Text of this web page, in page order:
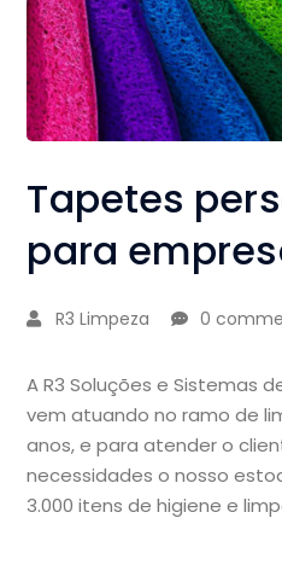
Tapetes
para
R3 Limpeza 0
A R3 Soluções e Sistemas
vem atuando no ramo de
anos, e para atender o
necessidades o nosso
3.000 itens de higiene e